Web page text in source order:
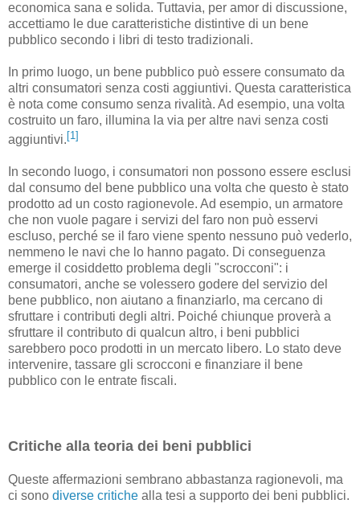
economica sana e solida. Tuttavia, per amor di discussione,
accettiamo le due caratteristiche distintive di un bene
pubblico secondo i libri di testo tradizionali.
In primo luogo, un bene pubblico può essere consumato da
altri consumatori senza costi aggiuntivi. Questa caratteristica
è nota come consumo senza rivalità. Ad esempio, una volta
costruito un faro, illumina la via per altre navi senza costi
aggiuntivi. [1]
In secondo luogo, i consumatori non possono essere esclusi
dal consumo del bene pubblico una volta che questo è stato
prodotto ad un costo ragionevole. Ad esempio, un armatore
che non vuole pagare i servizi del faro non può esservi
escluso, perché se il faro viene spento nessuno può vederlo,
nemmeno le navi che lo hanno pagato. Di conseguenza
emerge il cosiddetto problema degli "scrocconi": i
consumatori, anche se volessero godere del servizio del
bene pubblico, non aiutano a finanziarlo, ma cercano di
sfruttare i contributi degli altri. Poiché chiunque proverà a
sfruttare il contributo di qualcun altro, i beni pubblici
sarebbero poco prodotti in un mercato libero. Lo stato deve
intervenire, tassare gli scrocconi e finanziare il bene
pubblico con le entrate fiscali.
Critiche alla teoria dei beni pubblici
Queste affermazioni sembrano abbastanza ragionevoli, ma
ci sono diverse critiche alla tesi a supporto dei beni pubblici.